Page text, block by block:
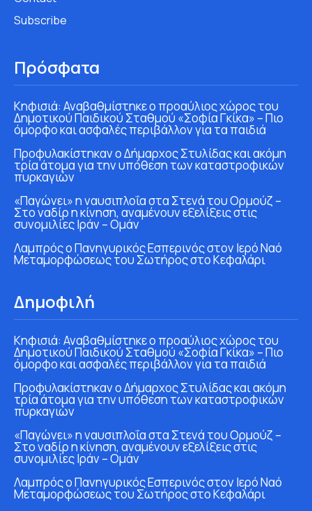
Subscribe
Πρόσφατα
Κηφισιά: Αναβαθμίστηκε ο προαύλιος χώρος του
Δημοτικού Παιδικού Σταθμού «Σοφία Γκίκα» – Πιο
όμορφο και ασφαλές περιβάλλον για τα παιδιά
Προφυλακίστηκαν ο Δήμαρχος Στυλίδας και ακόμη
τρία άτομα για την υπόθεση των καταστροφικών
πυρκαγιών
«Παγώνει» η ναυσιπλοΐα στα Στενά του Ορμούζ –
Στο ναδίρ η κίνηση, αναμένουν εξελίξεις στις
συνομιλίες Ιράν – Ομάν
Λαμπρός ο Πανηγυρικός Εσπερινός στον Ιερό Ναό
Μεταμορφώσεως του Σωτήρος στο Κεφαλάρι
Δημοφιλή
Κηφισιά: Αναβαθμίστηκε ο προαύλιος χώρος του
Δημοτικού Παιδικού Σταθμού «Σοφία Γκίκα» – Πιο
όμορφο και ασφαλές περιβάλλον για τα παιδιά
Προφυλακίστηκαν ο Δήμαρχος Στυλίδας και ακόμη
τρία άτομα για την υπόθεση των καταστροφικών
πυρκαγιών
«Παγώνει» η ναυσιπλοΐα στα Στενά του Ορμούζ –
Στο ναδίρ η κίνηση, αναμένουν εξελίξεις στις
συνομιλίες Ιράν – Ομάν
Λαμπρός ο Πανηγυρικός Εσπερινός στον Ιερό Ναό
Μεταμορφώσεως του Σωτήρος στο Κεφαλάρι